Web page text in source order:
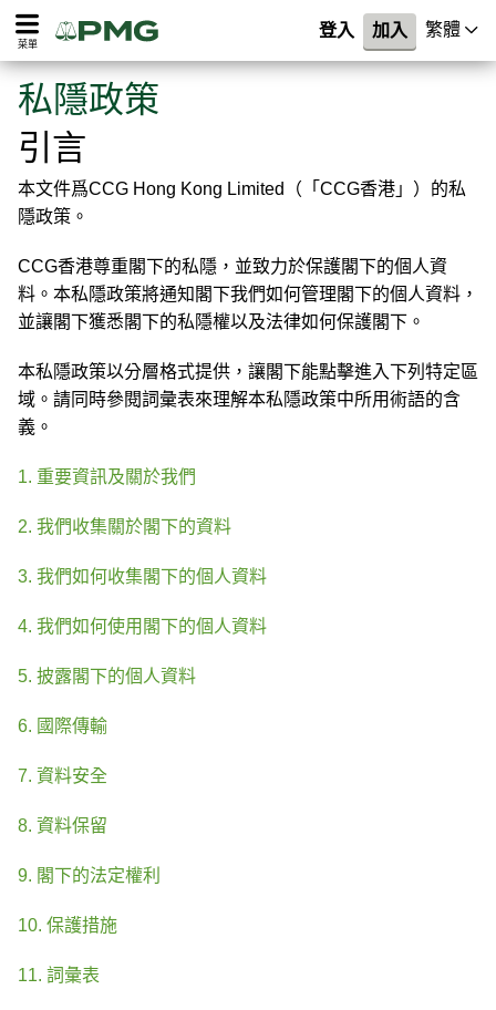
菜單
登入 加入 繁體
私隱政策
引言
本文件爲CCG Hong Kong Limited（「CCG香港」）的私
隱政策。
CCG香港尊重閣下的私隱，並致力於保護閣下的個人資
料。本私隱政策將通知閣下我們如何管理閣下的個人資料，
並讓閣下獲悉閣下的私隱權以及法律如何保護閣下。
本私隱政策以分層格式提供，讓閣下能點擊進入下列特定區
域。請同時參閱詞彙表來理解本私隱政策中所用術語的含
義。
1. 重要資訊及關於我們
2. 我們收集關於閣下的資料
3. 我們如何收集閣下的個人資料
4. 我們如何使用閣下的個人資料
5. 披露閣下的個人資料
6. 國際傳輸
7. 資料安全
8. 資料保留
9. 閣下的法定權利
10. 保護措施
11. 詞彙表